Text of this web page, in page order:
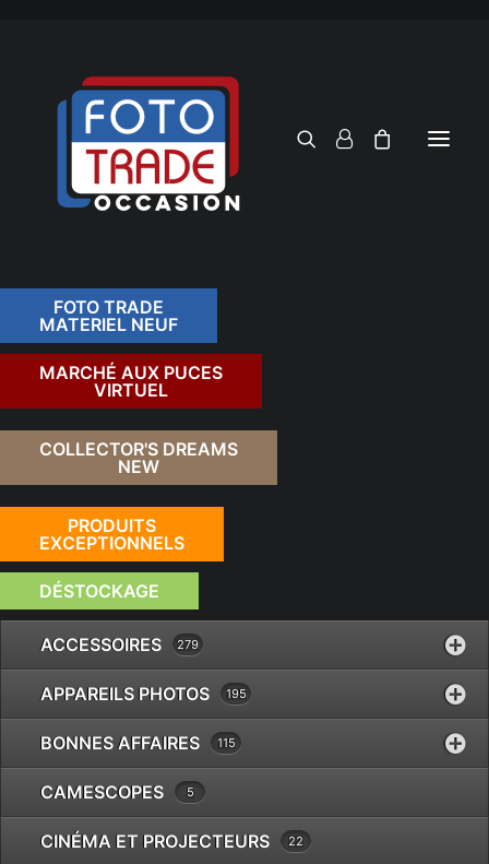
FOTO TRADE
MATERIEL NEUF
MARCHÉ AUX PUCES
VIRTUEL
COLLECTOR'S DREAMS
NEW
PRODUITS
EXCEPTIONNELS
DÉSTOCKAGE
ACCESSOIRES 279
APPAREILS PHOTOS 195
BONNES AFFAIRES 115
CAMESCOPES 5
CINÉMA ET PROJECTEURS 22
RETOUR